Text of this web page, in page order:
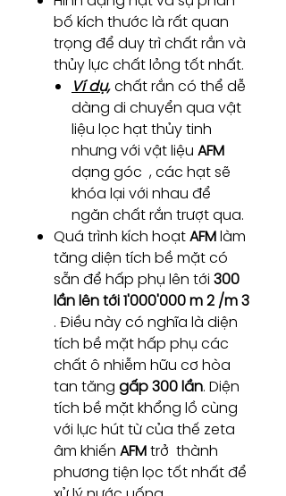
bố kích thước là rất quan
trọng để duy trì chất rắn và
thủy lực chất lỏng tốt nhất.
Ví dụ, chất rắn có thể dễ
dàng di chuyển qua vật
liệu lọc hạt thủy tinh
nhưng với vật liệu AFM
dạng góc , các hạt sẽ
khóa lại với nhau để
ngăn chất rắn trượt qua.
Quá trình kích hoạtAFMlàm
tăng diện tích bề mặt có
sẵn để hấp phụ lên tới 300
lần lên tới 1'000'000 m 2 /m 3
. Điều này có nghĩa là diện
tích bề mặt hấp phụ các
chất ô nhiễm hữu cơ hòa
tan tăng gấp 300 lần. Diện
tích bề mặt khổng lồ cùng
với lực hút từ của thế zeta
âm khiến AFMtrở thành
phương tiện lọc tốt nhất để